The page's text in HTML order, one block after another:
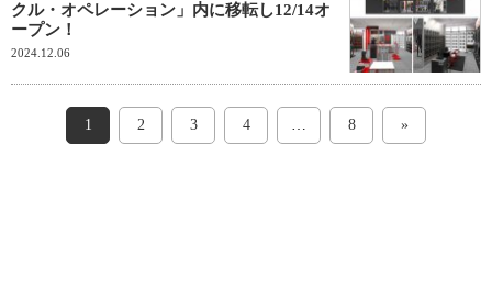
クル・オペレーション」内に移転し12/14オ
ープン！
2024.12.06
1 2 3 4 … 8 »